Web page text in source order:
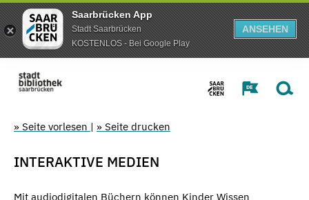
Saarbrücken App
Stadt Saarbrücken
KOSTENLOS - Bei Google Play
ANSEHEN
» Seite vorlesen | » Seite drucken
INTERAKTIVE MEDIEN
Mit audiodigitalen Büchern können Kinder Wissen